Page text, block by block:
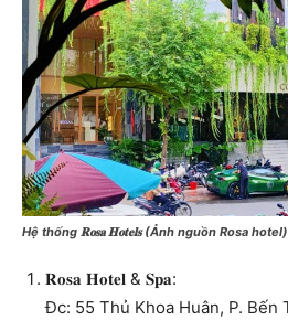
Hệ thống 𝐑𝐨𝐬𝐚 𝐇𝐨𝐭𝐞𝐥𝐬 (Ảnh nguồn Rosa hotel)
𝐑𝐨𝐬𝐚 𝐇𝐨𝐭𝐞𝐥 & 𝐒𝐩𝐚:
Đc: 55 Thủ Khoa Huân, P. Bến